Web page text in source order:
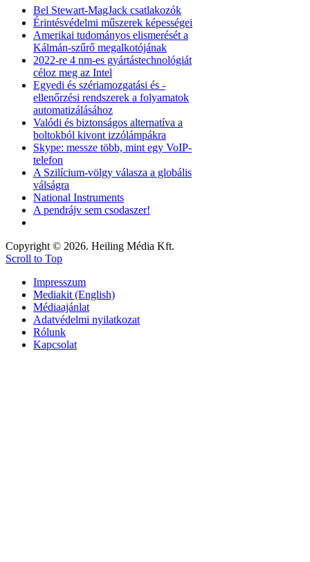
Bel Stewart-MagJack csatlakozók
Érintésvédelmi műszerek képességei
Amerikai tudományos elismerését a
Kálmán-szűrő megalkotójának
2022-re 4 nm-es gyártástechnológiát
céloz meg az Intel
Egyedi és szériamozgatási és -
ellenőrzési rendszerek a folyamatok
automatizálásához
Valódi és biztonságos alternatíva a
boltokból kivont izzólámpákra
Skype: messze több, mint egy VoIP-
telefon
A Szilícium-völgy válasza a globális
válságra
National Instruments
A pendrájv sem csodaszer!
Copyright © 2026. Heiling Média Kft.
Scroll to Top
Impresszum
Mediakit (English)
Médiaajánlat
Adatvédelmi nyilatkozat
Rólunk
Kapcsolat